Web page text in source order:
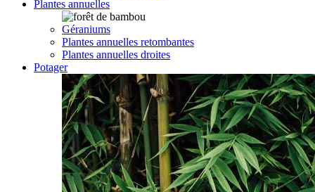
Plantes annuelles
Géraniums
Plantes annuelles retombantes
Plantes annuelles droites
Potager